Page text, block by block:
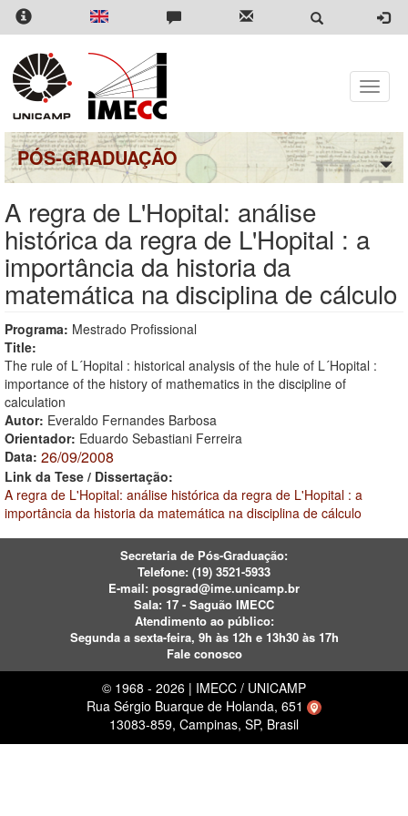
Pular
para
conteúdo
principal
Toggle
PÓS-GRADUAÇÃO
A regra de L'Hopital: análise
histórica da regra de L'Hopital : a
importância da historia da
matemática na disciplina de cálculo
Programa: Mestrado Profissional
Title:
The rule of L´Hopital : historical analysis of the hule of L´Hopital :
importance of the history of mathematics in the discipline of
calculation
Autor: Everaldo Fernandes Barbosa
Orientador: Eduardo Sebastiani Ferreira
Data: 26/09/2008
Link da Tese / Dissertação:
A regra de L'Hopital: análise histórica da regra de L'Hopital : a
importância da historia da matemática na disciplina de cálculo
Secretaria de Pós-Graduação:
Telefone: (19) 3521-5933
E-mail: posgrad@ime.unicamp.br
Sala: 17 - Saguão IMECC
Atendimento ao público:
Segunda a sexta-feira, 9h às 12h e 13h30 às 17h
Fale conosco
© 1968 - 2026 | IMECC / UNICAMP
Rua Sérgio Buarque de Holanda, 651
13083-859, Campinas, SP, Brasil